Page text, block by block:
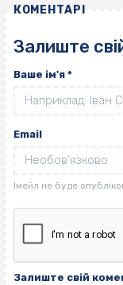
КОМЕНТАРІ
Залиште
Ваше ім'я *
Email
Залиште свій